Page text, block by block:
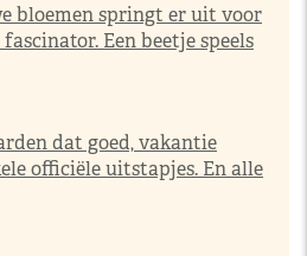
bloemen springt er uit voor
Een beetje speels
dat goed, vakantie
officiële uitstapjes. En alle